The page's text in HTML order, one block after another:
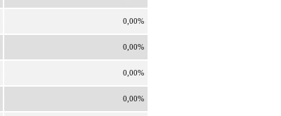
0,00%
0,00%
0,00%
0,00%